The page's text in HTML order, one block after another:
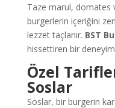
Taze marul, domates
burgerlerin içeriğini
lezzet taçlanır. BST
hissettiren bir
Özel
Soslar
Soslar, bir burgerin